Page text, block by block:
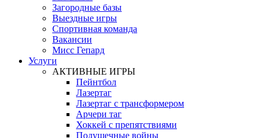
Загородные базы
Выездные игры
Спортивная команда
Вакансии
Мисс Гепард
Услуги
АКТИВНЫЕ ИГРЫ
Пейнтбол
Лазертаг
Лазертаг с трансформером
Арчери таг
Хоккей с препятствиями
Подушечные войны